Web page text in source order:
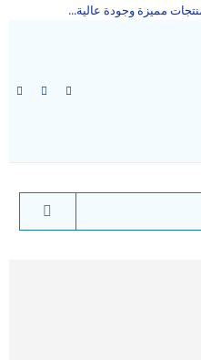
مميزة وجودة عالية...